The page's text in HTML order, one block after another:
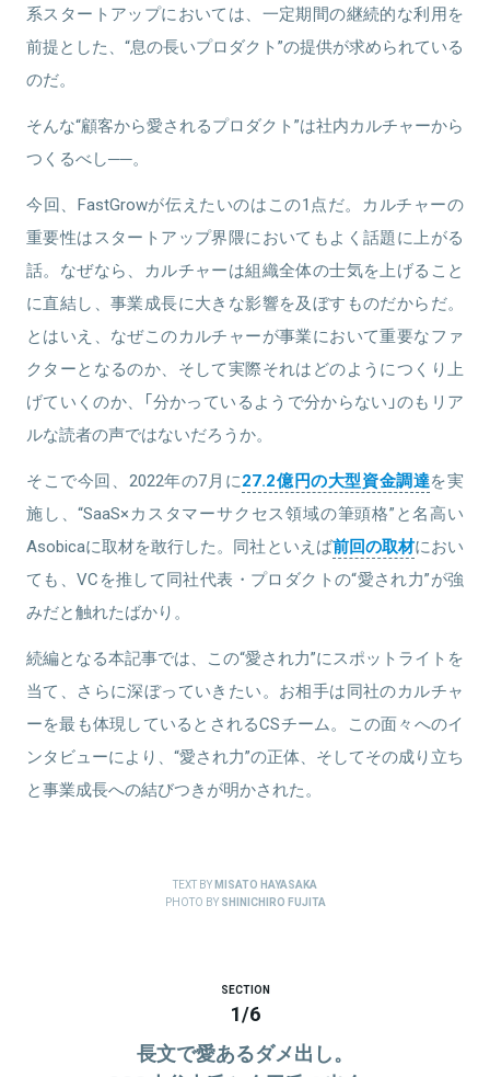
系スタートアップにおいては、一定期間の継続的な利用を
前提とした、“息の長いプロダクト”の提供が求められている
のだ。
そんな“顧客から愛されるプロダクト”は社内カルチャーから
つくるべし──。
今回、FastGrowが伝えたいのはこの1点だ。カルチャーの
重要性はスタートアップ界隈においてもよく話題に上がる
話。なぜなら、カルチャーは組織全体の士気を上げること
に直結し、事業成長に大きな影響を及ぼすものだからだ。
とはいえ、なぜこのカルチャーが事業において重要なファ
クターとなるのか、そして実際それはどのようにつくり上
げていくのか、「分かっているようで分からない」のもリア
ルな読者の声ではないだろうか。
そこで今回、2022年の7月に27.2億円の大型資金調達を実
施し、“SaaS×カスタマーサクセス領域の筆頭格”と名高い
Asobicaに取材を敢行した。同社といえば前回の取材におい
ても、VCを推して同社代表・プロダクトの“愛され力”が強
みだと触れたばかり。
続編となる本記事では、この“愛され力”にスポットライトを
当て、さらに深ぼっていきたい。お相手は同社のカルチャ
ーを最も体現しているとされるCSチーム。この面々へのイ
ンタビューにより、“愛され力”の正体、そしてその成り立ち
と事業成長への結びつきが明かされた。
TEXT BYMISATO HAYASAKA
PHOTO BY SHINICHIRO FUJITA
SECTION
1/6
長文で愛あるダメ出し。